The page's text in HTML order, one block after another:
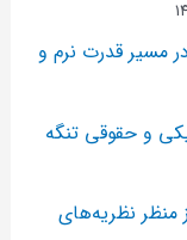
مسیر قدرت نرم و
و حقوقی تنگه
منظر نظریه‌های